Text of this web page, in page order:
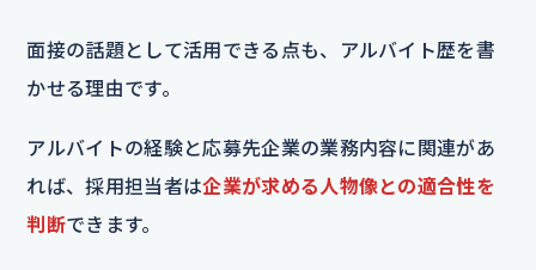
面接の話題として活用できる点も、アルバイト歴を書
かせる理由です。
アルバイトの経験と応募先企業の業務内容に関連があ
れば、採用担当者は企業が求める人物像との適合性を
判断できます。